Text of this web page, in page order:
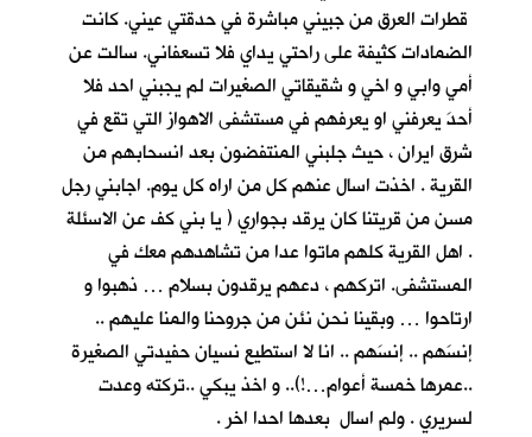
قطرات العرق من جبيني مباشرة في حدقتي عيني. كانت
الضمادات كثيفة على راحتي يداي فلا تسعفاني. سالت عن
أمي وابي و اخي و شقيقاتي الصغيرات لم يجبني احد فلا
أحدَ يعرفني او يعرفهم في مستشفى الاهواز التي تقع في
شرق ايران ، حيث جلبني المنتفضون بعد انسحابهم من
القرية . اخذت اسال عنهم كل من اراه كل يوم. اجابني رجل
مسن من قريتنا كان يرقد بجواري ( يا بني كف عن الاسئلة
. اهل القرية كلهم ماتوا عدا من تشاهدهم معك في
المستشفى. اتركهم ، دعهم يرقدون بسلام … ذهبوا و
ارتاحوا … وبقينا نحن نئن من جروحنا والمنا عليهم ..
إنسَهم .. إنسَهم .. انا لا استطيع نسيان حفيدتي الصغيرة
..عمرها خمسة أعوام…!).. و اخذ يبكي ..تركته وعدت
لسريري . ولم اسال بعدها احدا اخر .